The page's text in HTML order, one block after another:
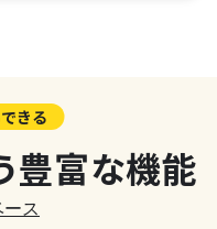
きる
豊富な機能
ス